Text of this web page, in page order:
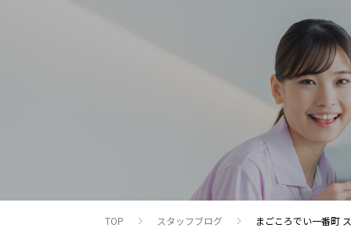
TOP スタッフブログ まごころでい一番町